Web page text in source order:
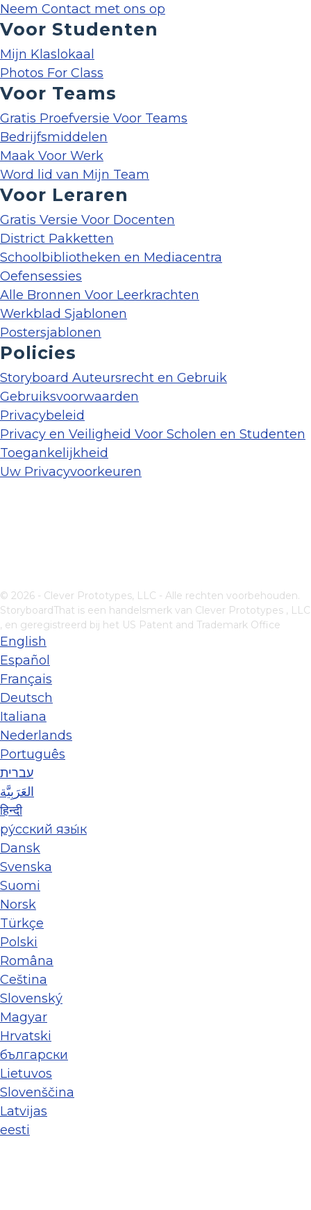
Neem Contact met ons op
Voor Studenten
Mijn Klaslokaal
Photos For Class
Voor Teams
Gratis Proefversie Voor Teams
Bedrijfsmiddelen
Maak Voor Werk
Word lid van Mijn Team
Voor Leraren
Gratis Versie Voor Docenten
District Pakketten
Schoolbibliotheken en Mediacentra
Oefensessies
Alle Bronnen Voor Leerkrachten
Werkblad Sjablonen
Postersjablonen
Policies
Storyboard Auteursrecht en Gebruik
Gebruiksvoorwaarden
Privacybeleid
Privacy en Veiligheid Voor Scholen en Studenten
Toegankelijkheid
Uw Privacyvoorkeuren
© 2026 - Clever Prototypes, LLC - Alle rechten voorbehouden.
StoryboardThat is een handelsmerk van Clever Prototypes , LLC
, en geregistreerd bij het US Patent and Trademark Office
English
Español
Français
Deutsch
Italiana
Nederlands
Português
עברית
العَرَبِيَّة
हिन्दी
ру́сский язы́к
Dansk
Svenska
Suomi
Norsk
Türkçe
Polski
Româna
Ceština
Slovenský
Magyar
Hrvatski
български
Lietuvos
Slovenščina
Latvijas
eesti